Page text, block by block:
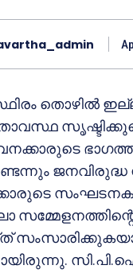
തൊഴില്‍